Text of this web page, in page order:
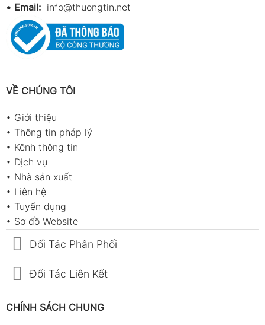
• Email: info@thuongtin.net
VỀ CHÚNG TÔI
• Giới thiệu
• Thông tin pháp lý
• Kênh thông tin
• Dịch vụ
• Nhà sản xuất
• Liên hệ
• Tuyển dụng
• Sơ đồ Website
Đối Tác Phân Phối
Đối Tác Liên Kết
CHÍNH SÁCH CHUNG